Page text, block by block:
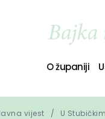
O županiji
vijest U